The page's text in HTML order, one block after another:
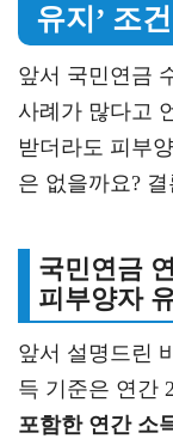
유지’ 조
앞서 국민연금
사례가 많다고
받더라도 피부
은 없을까요?
국민연금
피부양자
앞서 설명드린
득 기준은 연간
포함한 연간 소